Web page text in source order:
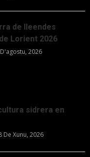
de lleendes
Lorient 2026
2026
sidrera en
De Xunu, 2026